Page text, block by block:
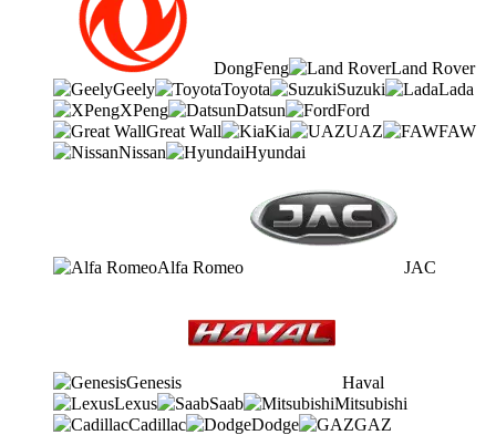
DongFeng
Land Rover
Geely
Toyota Suzuki
Lada
XPeng
Datsun
Ford
Great Wall
Kia UAZ
FAW
Nissan
Hyundai
Alfa Romeo JAC
Genesis
Haval
Lexus
Saab
Mitsubishi
Cadillac
Dodge GAZ